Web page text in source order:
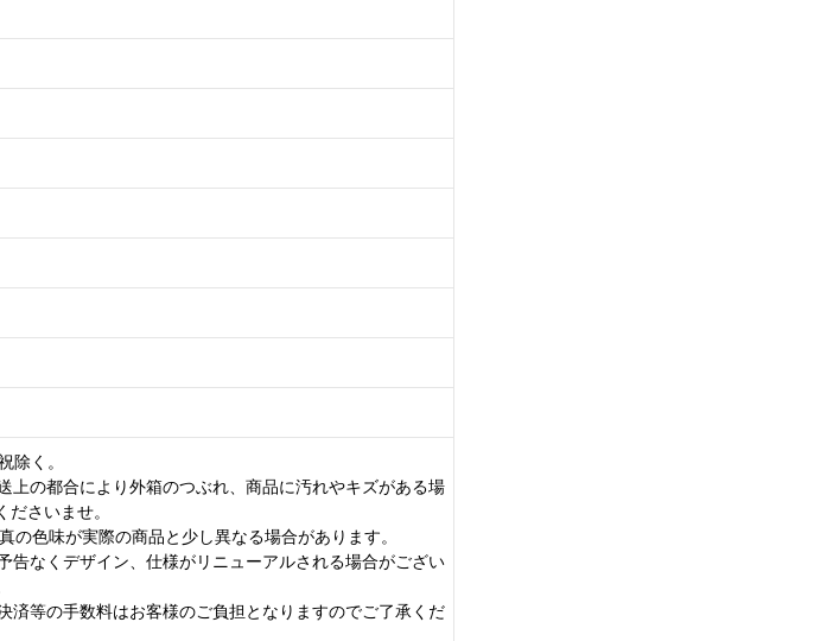
除く。
上の都合により外箱のつぶれ、商品に汚れやキズがある場
さいませ。
の色味が実際の商品と少し異なる場合があります。
告なくデザイン、仕様がリニューアルされる場合がござい
済等の手数料はお客様のご負担となりますのでご了承くだ